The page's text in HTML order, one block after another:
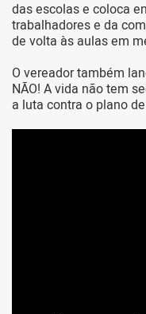
das escolas e coloca
trabalhadores e da
de volta às aulas em
O vereador também
NÃO! A vida não tem
a luta contra o plano